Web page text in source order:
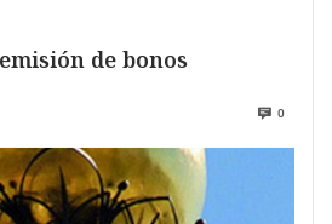
de bonos
0